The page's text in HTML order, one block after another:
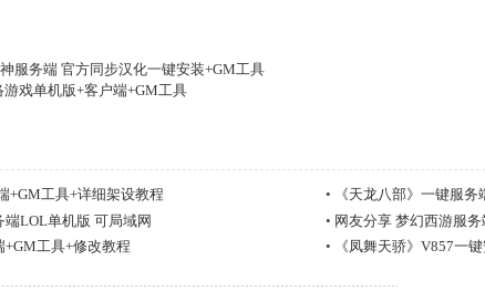
服务端 官方同步汉化一键安装+GM工具
戏单机版+客户端+GM工具
+GM工具+详细架设教程 •
《天龙八部》一键服
端LOL单机版 可局域网 • 网友分享 梦幻西游服
工具+修改教程 • 《凤舞天骄》V857一